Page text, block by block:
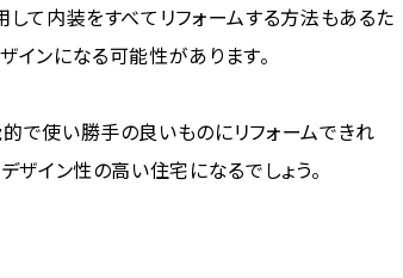
て内装をすべてリフォームする方法もあるた
インになる可能性があります。
で使い勝手の良いものにリフォームできれ
ザイン性の高い住宅になるでしょう。